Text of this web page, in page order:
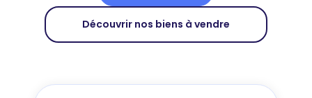
Découvrir nos biens à vendre